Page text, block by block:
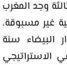
وجد المغرب
غير مسبوقة،
البيضاء سنة
الاستراتيجي